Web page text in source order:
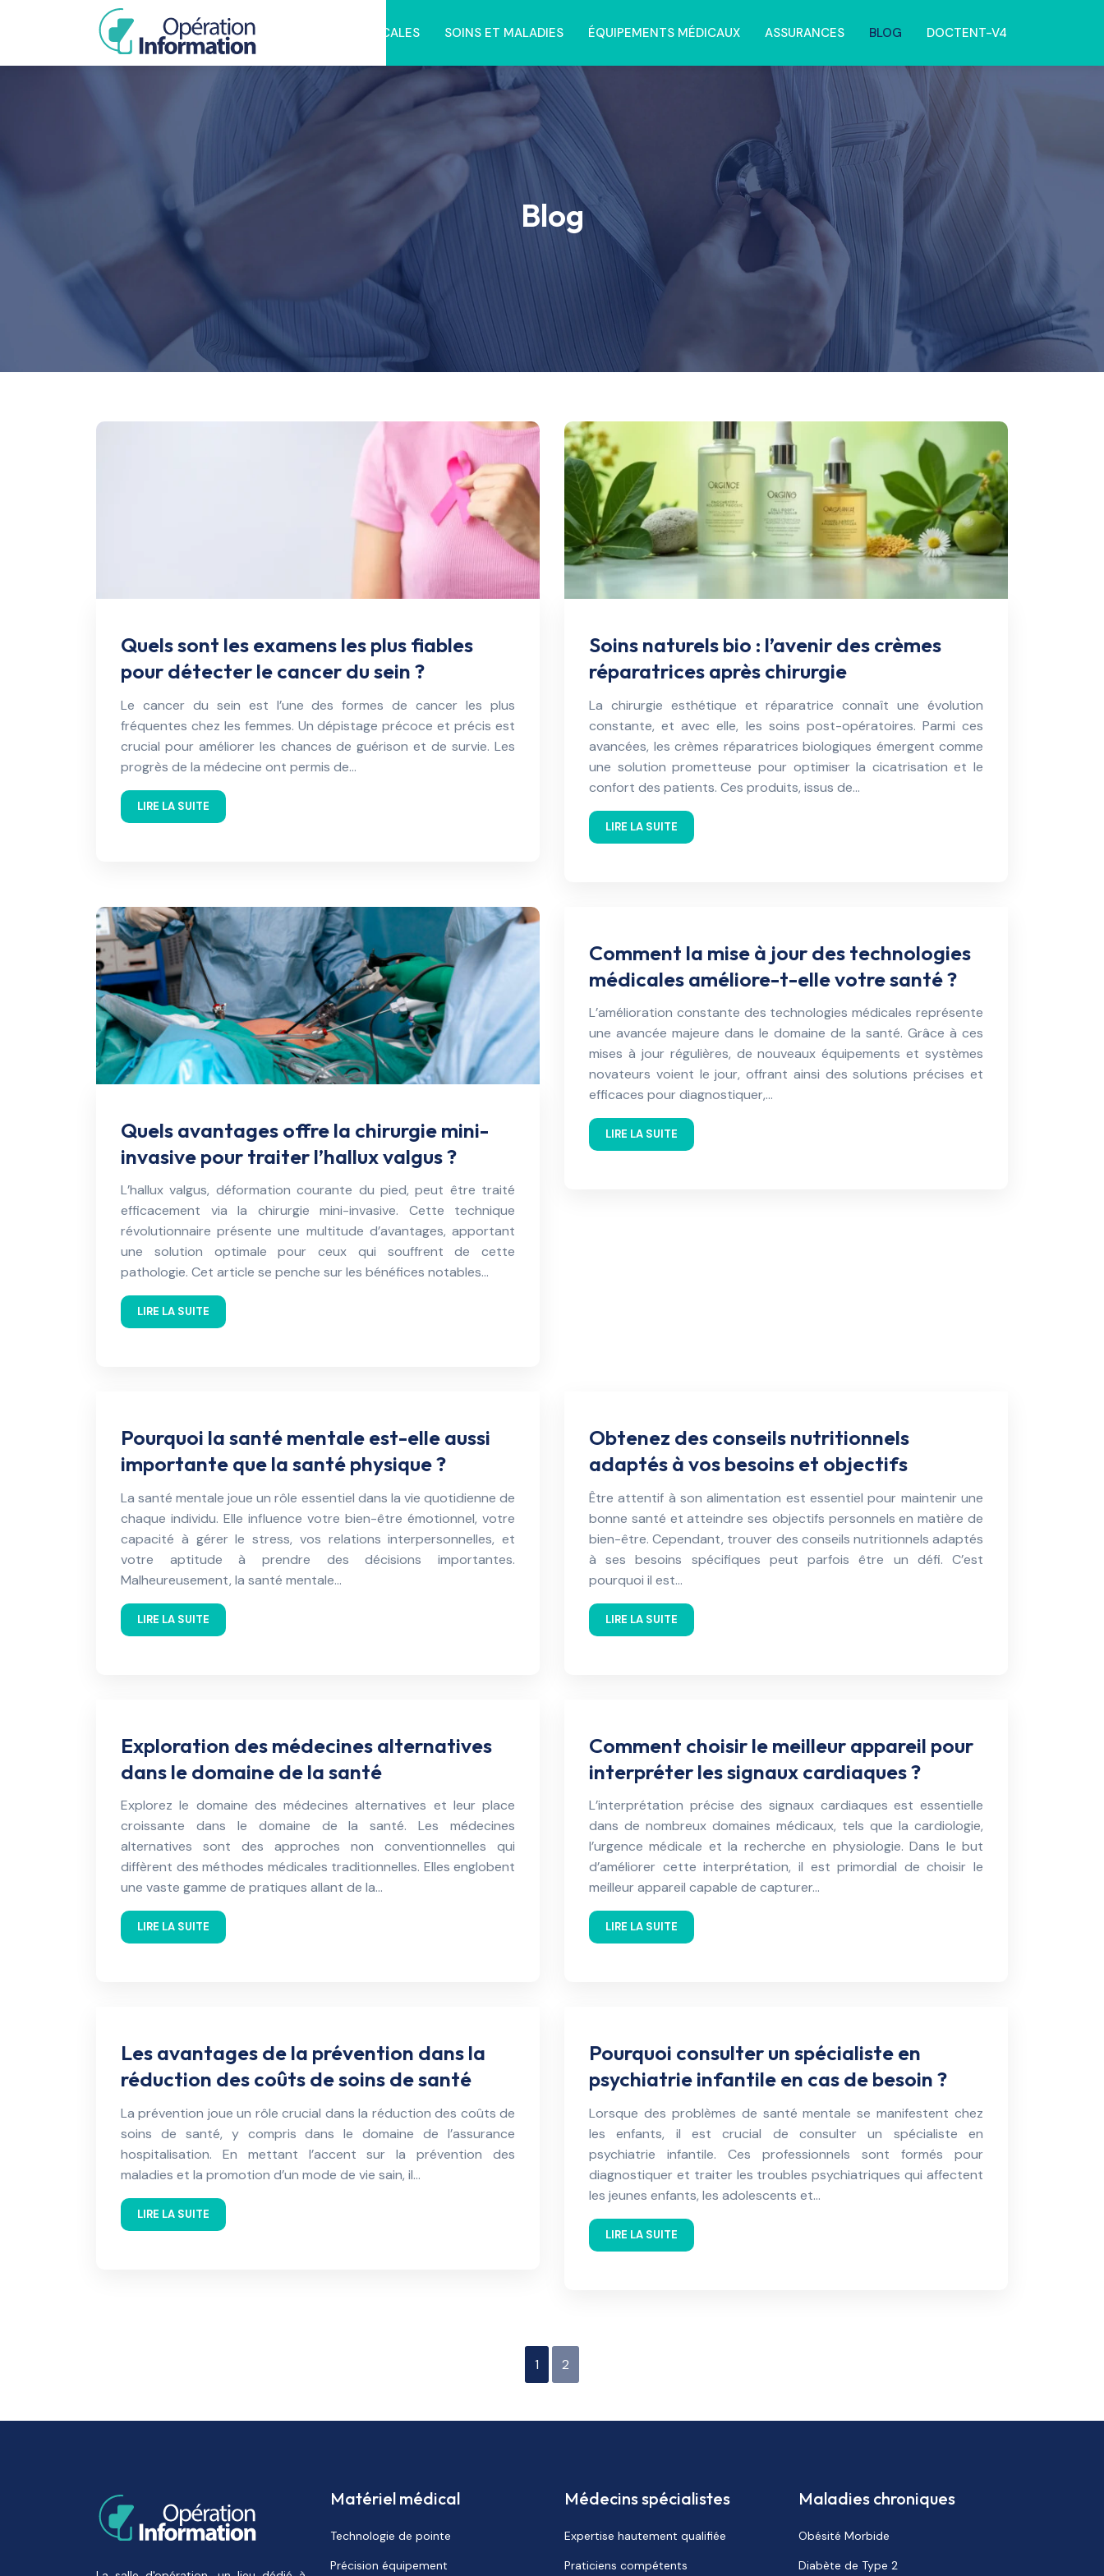
SPÉCIALITÉS MÉDICALES SOINS ET MALADIES ÉQUIPEMENTS MÉDICAUX ASSURANCES BLOG DOCTENT-V4
Blog
Quels sont les examens les plus fiables
pour détecter le cancer du sein ?
Le cancer du sein est l’une des formes de cancer les plus
fréquentes chez les femmes. Un dépistage précoce et précis est
crucial pour améliorer les chances de guérison et de survie. Les
progrès de la médecine ont permis de…
LIRE LA SUITE
Soins naturels bio : l’avenir des crèmes
réparatrices après chirurgie
La chirurgie esthétique et réparatrice connaît une évolution
constante, et avec elle, les soins post-opératoires. Parmi ces
avancées, les crèmes réparatrices biologiques émergent comme
une solution prometteuse pour optimiser la cicatrisation et le
confort des patients. Ces produits, issus de…
LIRE LA SUITE
Quels avantages offre la chirurgie mini-
invasive pour traiter l’hallux valgus ?
L’hallux valgus, déformation courante du pied, peut être traité
efficacement via la chirurgie mini-invasive. Cette technique
révolutionnaire présente une multitude d’avantages, apportant
une solution optimale pour ceux qui souffrent de cette
pathologie. Cet article se penche sur les bénéfices notables…
LIRE LA SUITE
Comment la mise à jour des technologies
médicales améliore-t-elle votre santé ?
L’amélioration constante des technologies médicales représente
une avancée majeure dans le domaine de la santé. Grâce à ces
mises à jour régulières, de nouveaux équipements et systèmes
novateurs voient le jour, offrant ainsi des solutions précises et
efficaces pour diagnostiquer,…
LIRE LA SUITE
Pourquoi la santé mentale est-elle aussi
importante que la santé physique ?
La santé mentale joue un rôle essentiel dans la vie quotidienne de
chaque individu. Elle influence votre bien-être émotionnel, votre
capacité à gérer le stress, vos relations interpersonnelles, et
votre aptitude à prendre des décisions importantes.
Malheureusement, la santé mentale…
LIRE LA SUITE
Obtenez des conseils nutritionnels
adaptés à vos besoins et objectifs
Être attentif à son alimentation est essentiel pour maintenir une
bonne santé et atteindre ses objectifs personnels en matière de
bien-être. Cependant, trouver des conseils nutritionnels adaptés
à ses besoins spécifiques peut parfois être un défi. C’est
pourquoi il est…
LIRE LA SUITE
Exploration des médecines alternatives
dans le domaine de la santé
Explorez le domaine des médecines alternatives et leur place
croissante dans le domaine de la santé. Les médecines
alternatives sont des approches non conventionnelles qui
diffèrent des méthodes médicales traditionnelles. Elles englobent
une vaste gamme de pratiques allant de la…
LIRE LA SUITE
Comment choisir le meilleur appareil pour
interpréter les signaux cardiaques ?
L’interprétation précise des signaux cardiaques est essentielle
dans de nombreux domaines médicaux, tels que la cardiologie,
l’urgence médicale et la recherche en physiologie. Dans le but
d’améliorer cette interprétation, il est primordial de choisir le
meilleur appareil capable de capturer…
LIRE LA SUITE
Les avantages de la prévention dans la
réduction des coûts de soins de santé
La prévention joue un rôle crucial dans la réduction des coûts de
soins de santé, y compris dans le domaine de l’assurance
hospitalisation. En mettant l’accent sur la prévention des
maladies et la promotion d’un mode de vie sain, il…
LIRE LA SUITE
Pourquoi consulter un spécialiste en
psychiatrie infantile en cas de besoin ?
Lorsque des problèmes de santé mentale se manifestent chez
les enfants, il est crucial de consulter un spécialiste en
psychiatrie infantile. Ces professionnels sont formés pour
diagnostiquer et traiter les troubles psychiatriques qui affectent
les jeunes enfants, les adolescents et…
LIRE LA SUITE
1 2
Matériel médical
Technologie de pointe
Précision équipement
Médecins spécialistes
Expertise hautement qualifiée
Praticiens compétents
Maladies chroniques
Obésité Morbide
Diabète de Type 2